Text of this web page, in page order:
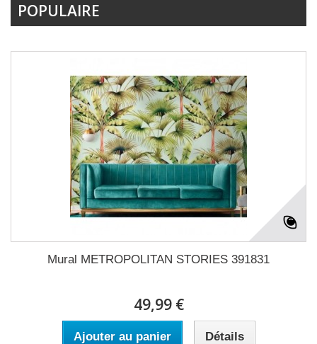
POPULAIRE
Mural METROPOLITAN STORIES 391831
49,99 €
Ajouter au panier Détails